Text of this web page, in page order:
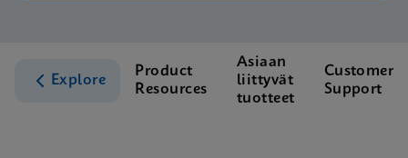
Explore
Product
Resources
Asiaan
liittyvät
tuotteet
Customer
Support